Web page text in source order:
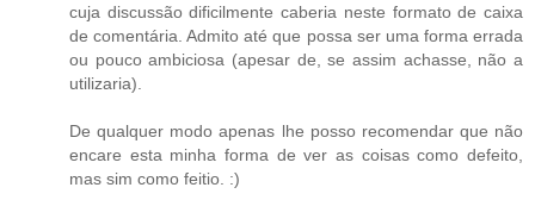
cuja discussão dificilmente caberia neste formato de caixa
de comentária. Admito até que possa ser uma forma errada
ou pouco ambiciosa (apesar de, se assim achasse, não a
utilizaria).
De qualquer modo apenas lhe posso recomendar que não
encare esta minha forma de ver as coisas como defeito,
mas sim como feitio. :)